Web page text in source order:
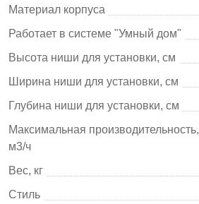
Материал корпуса
Работает в системе "Умный дом"
Высота ниши для установки, см
Ширина ниши для установки, см
Глубина ниши для установки, см
Максимальная производительность,
м3/ч
Вес, кг
Стиль